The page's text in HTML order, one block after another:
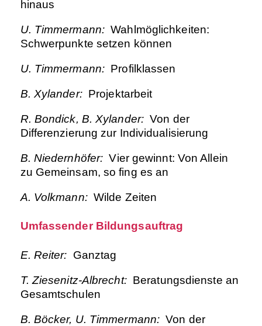
hinaus
U. Timmermann:Wahlmöglichkeiten:
Schwerpunkte setzen können
U. Timmermann: Profilklassen
B. Xylander: Projektarbeit
R. Bondick, B. Xylander:Von der
Differenzierung zur Individualisierung
B. Niedernhöfer:Vier gewinnt: Von Allein
zu Gemeinsam, so fing es an
A. Volkmann: Wilde Zeiten
Umfassender Bildungsauftrag
E. Reiter: Ganztag
T. Ziesenitz-Albrecht: Beratungsdienste an
Gesamtschulen
B. Böcker, U. Timmermann:Von der